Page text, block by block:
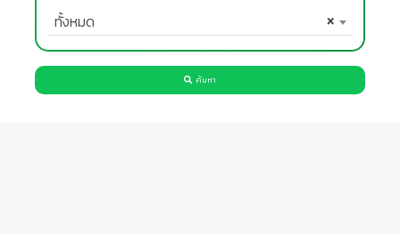
×
ทั้งหมด
ค้นหา